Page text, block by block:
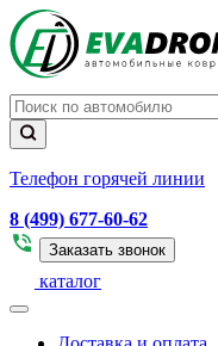
Телефон горячей линии
8 (499) 677-60-62
Заказать звонок
каталог